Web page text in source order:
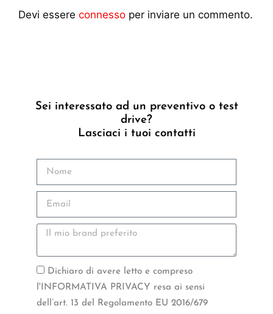
Devi essere connesso per inviare un commento.
Sei interessato ad un preventivo o test
drive?
Lasciaci i tuoi contatti
Dichiaro di avere letto e compreso
l'INFORMATIVA PRIVACY resa ai sensi
dell’art. 13 del Regolamento EU 2016/679